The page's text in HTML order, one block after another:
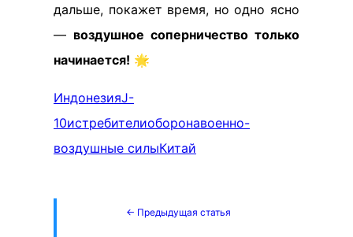
дальше, покажет время, но одно ясно
— воздушное соперничество только
начинается! 🌟
ИндонезияJ-
10истребителиоборонавоенно-
воздушные силыКитай
← Предыдущая статья